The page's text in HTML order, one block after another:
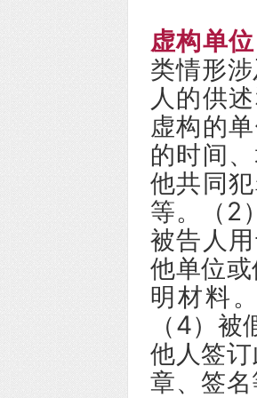
虚构单
类情形
人的供
虚构的
的时间
他共同
等。（2
被告人
他单位
明材料
（4）
他人签
章、签